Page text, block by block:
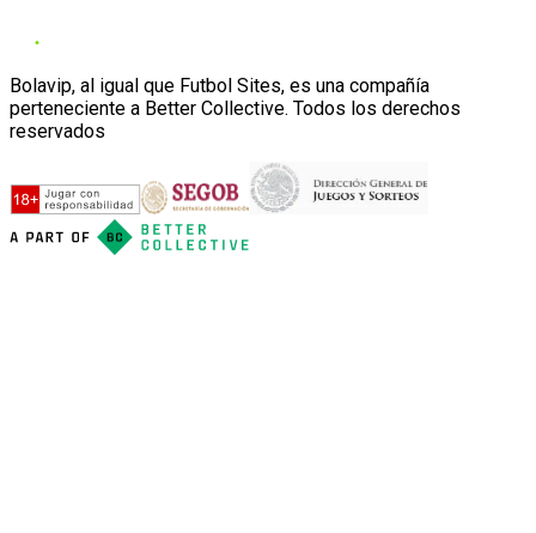
Bolavip, al igual que Futbol Sites, es una compañía
perteneciente a Better Collective. Todos los derechos
reservados